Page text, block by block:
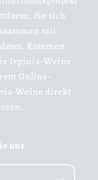
die sich
mit
Kommen
Irpinia-Weine
Online-
Weine direkt
uns